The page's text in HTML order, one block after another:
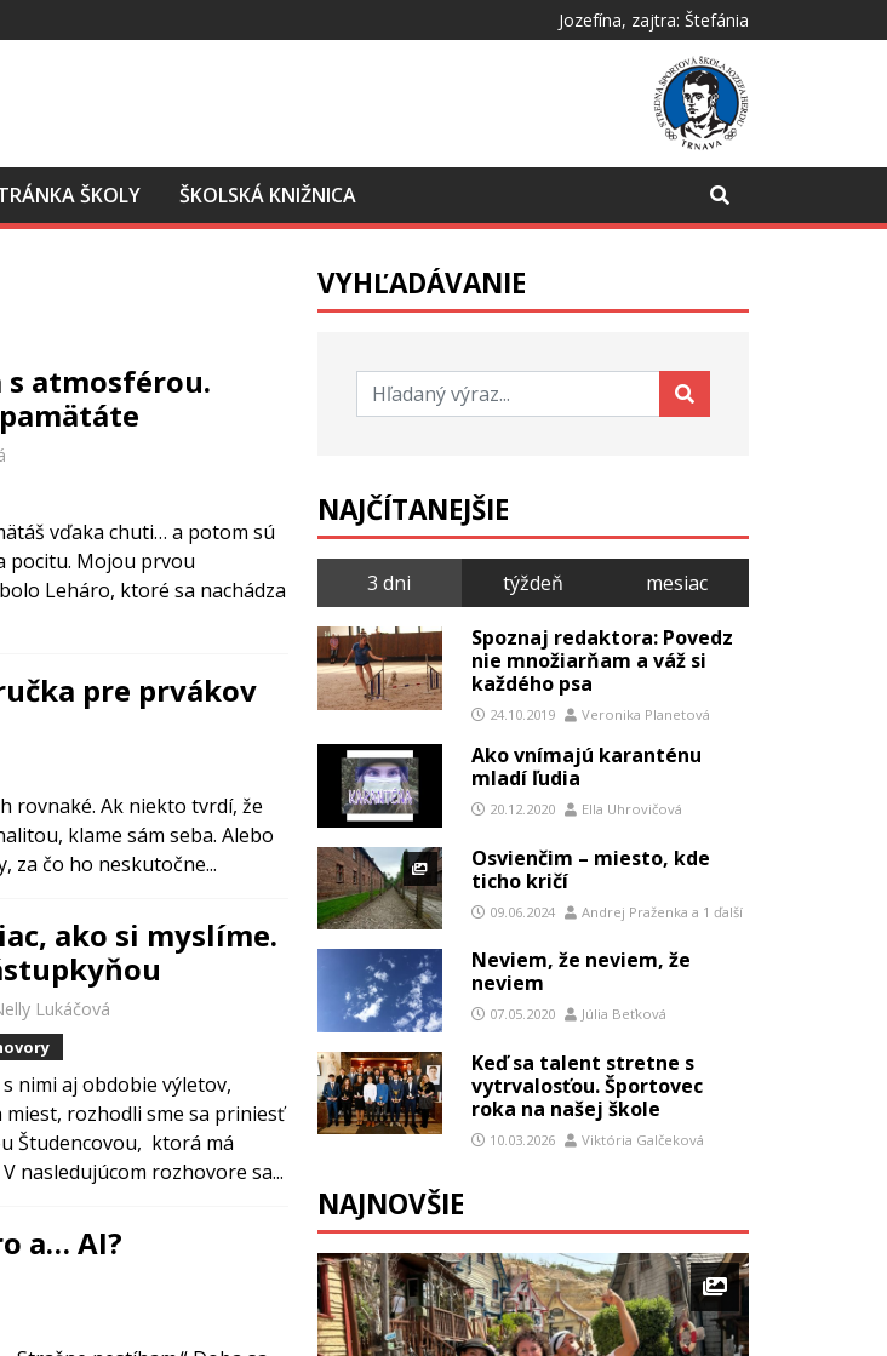
Jozefína, zajtra: Štefánia
ŠKOLY ŠKOLSKÁ KNIŽNICA
s atmosférou.
vďaka chuti… a potom sú
pocitu. Mojou prvou
Leháro, ktoré sa nachádza
pre prvákov
rovnaké. Ak niekto tvrdí, že
klame sám seba. Alebo
za čo ho neskutočne...
ako si myslíme.
Lukáčová
nimi aj obdobie výletov,
rozhodli sme sa priniesť
Študencovou, ktorá má
nasledujúcom rozhovore sa...
a… AI?
VYHĽADÁVANIE
Hľadať:
NAJČÍTANEJŠIE
3 dni týždeň mesiac
Spoznaj redaktora: Povedz
nie množiarňam a váž si
každého psa
24.10.2019 Veronika Planetová
Ako vnímajú karanténu
mladí ľudia
20.12.2020 Ella Uhrovičová
Osvienčim – miesto, kde
ticho kričí
09.06.2024 Andrej Praženka a 1 ďalší
Neviem, že neviem, že
neviem
07.05.2020 Júlia Beťková
Keď sa talent stretne s
vytrvalosťou. Športovec
roka na našej škole
10.03.2026 Viktória Galčeková
NAJNOVŠIE